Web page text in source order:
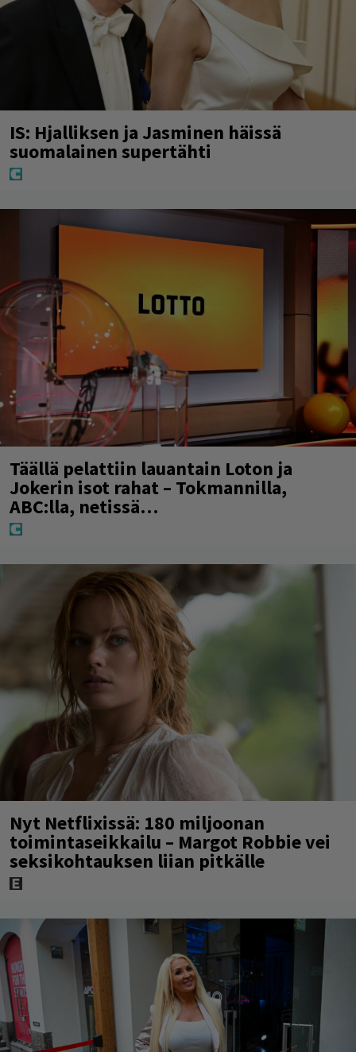
IS: Hjalliksen ja Jasminen häissä
suomalainen supertähti
Täällä pelattiin lauantain Loton ja
Jokerin isot rahat – Tokmannilla,
ABC:lla, netissä…
Nyt Netflixissä: 180 miljoonan
toimintaseikkailu – Margot Robbie vei
seksikohtauksen liian pitkälle